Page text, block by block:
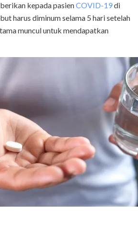
kepada pasienCOVID-19di
harus diminum selama 5 hari setelah
muncul untuk mendapatkan